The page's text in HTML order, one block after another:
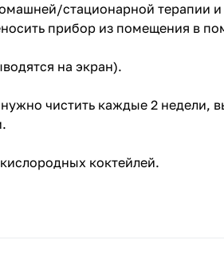
стационарной терапии и
прибор из помещения в
на экран).
чистить каждые 2 недели,
коктейлей.